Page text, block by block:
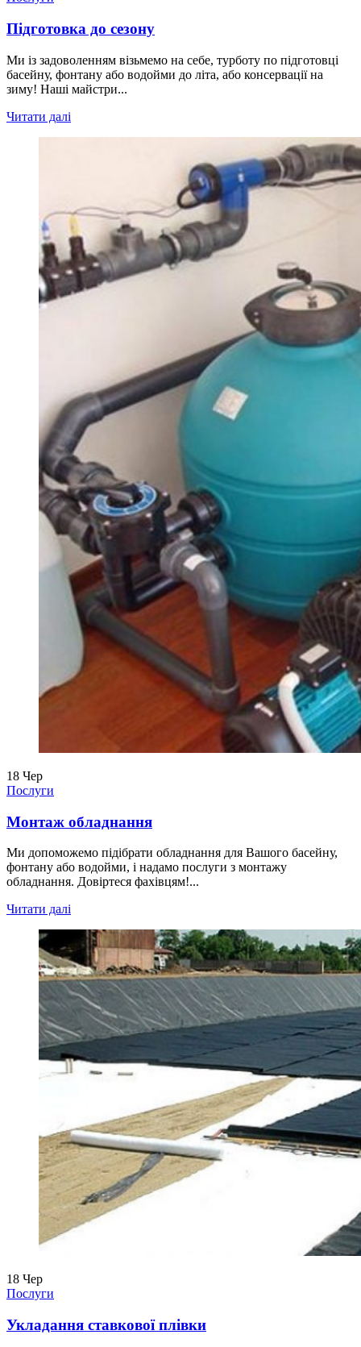
Підготовка до сезону
Ми із задоволенням візьмемо на себе, турботу по підготовці
басейну, фонтану або водойми до літа, або консервації на
зиму! Наші майстри...
Читати далі
18 Чер
Послуги
Монтаж обладнання
Ми допоможемо підібрати обладнання для Вашого басейну,
фонтану або водойми, і надамо послуги з монтажу
обладнання. Довіртеся фахівцям!...
Читати далі
18 Чер
Послуги
Укладання ставкової плівки